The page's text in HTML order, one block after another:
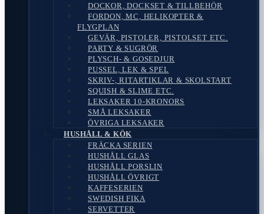
DOCKOR, DOCKSET & TILLBEHÖR
FORDON, MC, HELIKOPTER &
FLYGPLAN
GEVÄR, PISTOLER, PISTOLSET ETC.
PARTY & SUGRÖR
PLYSCH- & GOSEDJUR
PUSSEL, LEK & SPEL
SKRIV-, RITARTIKLAR & SKOLSTART
SQUISH & SLIME ETC.
LEKSAKER 10-KRONORS
SMÅ LEKSAKER
ÖVRIGA LEKSAKER
HUSHÅLL & KÖK
FRÄCKA SERIEN
HUSHÅLL GLAS
HUSHÅLL PORSLIN
HUSHÅLL ÖVRIGT
KAFFESERIEN
SWEDISH FIKA
SERVETTER